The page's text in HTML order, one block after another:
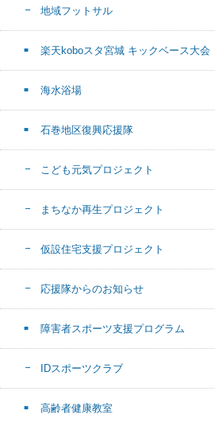
地域フットサル
楽天koboスタ宮城 キックベース大会
海水浴場
石巻地区復興応援隊
こども元気プロジェクト
まちなか再生プロジェクト
仮設住宅支援プロジェクト
応援隊からのお知らせ
障害者スポーツ支援プログラム
IDスポーツクラブ
高齢者健康教室